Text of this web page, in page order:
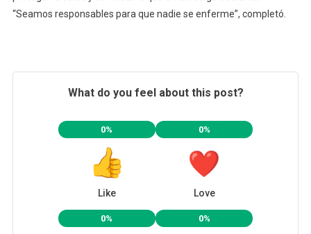
“Seamos responsables para que nadie se enferme”, completó.
What do you feel about this post?
0%
Like
0%
Love
0% 0%